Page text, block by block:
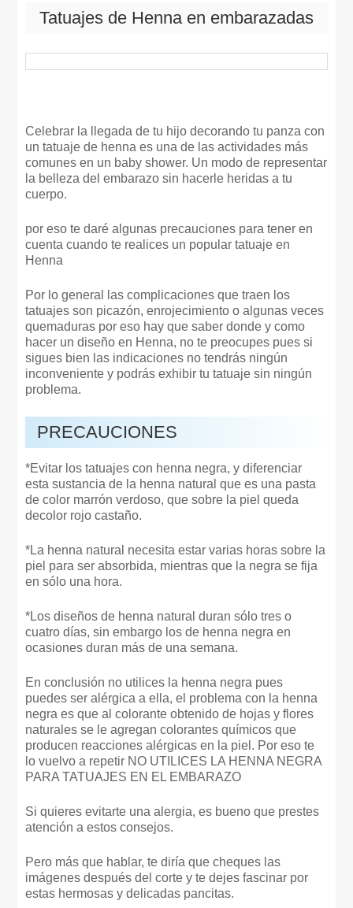
Tatuajes de Henna en embarazadas
Celebrar la llegada de tu hijo decorando tu panza con
un tatuaje de henna es una de las actividades más
comunes en un baby shower. Un modo de representar
la belleza del embarazo sin hacerle heridas a tu
cuerpo.
por eso te daré algunas precauciones para tener en
cuenta cuando te realices un popular tatuaje en
Henna
Por lo general las complicaciones que traen los
tatuajes son picazón, enrojecimiento o algunas veces
quemaduras por eso hay que saber donde y como
hacer un diseño en Henna, no te preocupes pues si
sigues bien las indicaciones no tendrás ningún
inconveniente y podrás exhibir tu tatuaje sin ningún
problema.
PRECAUCIONES
*Evitar los tatuajes con henna negra, y diferenciar
esta sustancia de la henna natural que es una pasta
de color marrón verdoso, que sobre la piel queda
decolor rojo castaño.
*La henna natural necesita estar varias horas sobre la
piel para ser absorbida, mientras que la negra se fija
en sólo una hora.
*Los diseños de henna natural duran sólo tres o
cuatro días, sin embargo los de henna negra en
ocasiones duran más de una semana.
En conclusión no utilices la henna negra pues
puedes ser alérgica a ella, el problema con la henna
negra es que al colorante obtenido de hojas y flores
naturales se le agregan colorantes químicos que
producen reacciones alérgicas en la piel. Por eso te
lo vuelvo a repetir NO UTILICES LA HENNA NEGRA
PARA TATUAJES EN EL EMBARAZO
Si quieres evitarte una alergia, es bueno que prestes
atención a estos consejos.
Pero más que hablar, te diría que cheques las
imágenes después del corte y te dejes fascinar por
estas hermosas y delicadas pancitas.